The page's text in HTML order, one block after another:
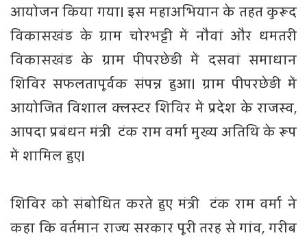
आयोजन किया गया। इस महाअभियान के तहत कुरूद
विकासखंड के ग्राम चोरभट्टी में नौवां और धमतरी
विकासखंड के ग्राम पीपरछेड़ी में दसवां समाधान
शिविर सफलतापूर्वक संपन्न हुआ। ग्राम पीपरछेड़ी में
आयोजित विशाल क्लस्टर शिविर में प्रदेश के राजस्व,
आपदा प्रबंधन मंत्री टंक राम वर्मा मुख्य अतिथि के रूप
में शामिल हुए।
शिविर को संबोधित करते हुए मंत्री टंक राम वर्मा ने
कहा कि वर्तमान राज्य सरकार पूरी तरह से गांव, गरीब